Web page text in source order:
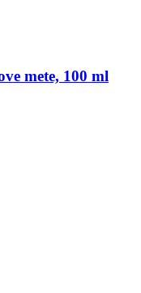
mete, 100 ml